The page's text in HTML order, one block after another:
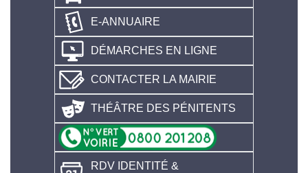
E-ANNUAIRE
DÉMARCHES EN LIGNE
CONTACTER LA MAIRIE
THÉÂTRE DES PÉNITENTS
RDV IDENTITÉ &